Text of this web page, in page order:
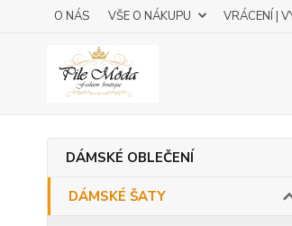
O NÁS VŠE O NÁKUPU VRÁCENÍ |
DÁMSKÉ OBLEČENÍ
DÁMSKÉ ŠATY